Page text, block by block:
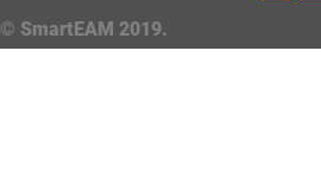
© SmartEAM 2019.